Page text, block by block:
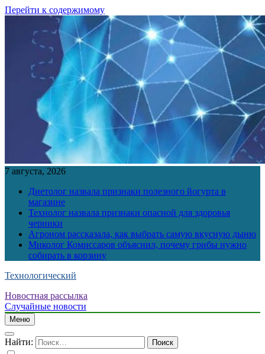
Перейти к содержимому
7 августа, 2026
Диетолог назвала признаки полезного йогурта в
магазине
Технолог назвала признаки опасной для здоровья
черники
Агроном рассказала, как выбрать самую вкусную дыню
Миколог Комиссаров объяснил, почему грибы нужно
собирать в корзину
Технологический
Новостная рассылка
Случайные новости
Меню
Найти: